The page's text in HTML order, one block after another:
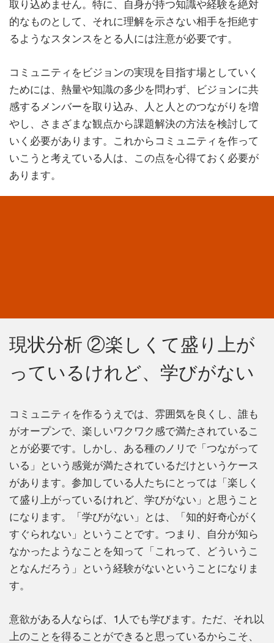
取り込めません。特に、自身が持つ知識や経験を絶対
的なものとして、それに理解を示さない相手を拒絶す
るようなスタンスをとる人には注意が必要です。
コミュニティをビジョンの実現を目指す場としていく
ためには、熱量や知識の多少を問わず、ビジョンに共
感するメンバーを取り込み、人と人とのつながりを増
やし、さまざまな観点から課題解決の方法を検討して
いく必要があります。これからコミュニティを作って
いこうと考えている人は、この点を心得ておく必要が
あります。
現状分析 ②楽しくて盛り上が
っているけれど、学びがない
コミュニティを作るうえでは、雰囲気を良くし、誰も
がオープンで、楽しいワクワク感で満たされているこ
とが必要です。しかし、ある種のノリで「つながって
いる」という感覚が満たされているだけというケース
があります。参加している人たちにとっては「楽しく
て盛り上がっているけれど、学びがない」と思うこと
になります。「学びがない」とは、「知的好奇心がく
すぐられない」ということです。つまり、自分が知ら
なかったようなことを知って「これって、どういうこ
となんだろう」という経験がないということになりま
す。
意欲がある人ならば、1人でも学びます。ただ、それ以
上のことを得ることができると思っているからこそ、